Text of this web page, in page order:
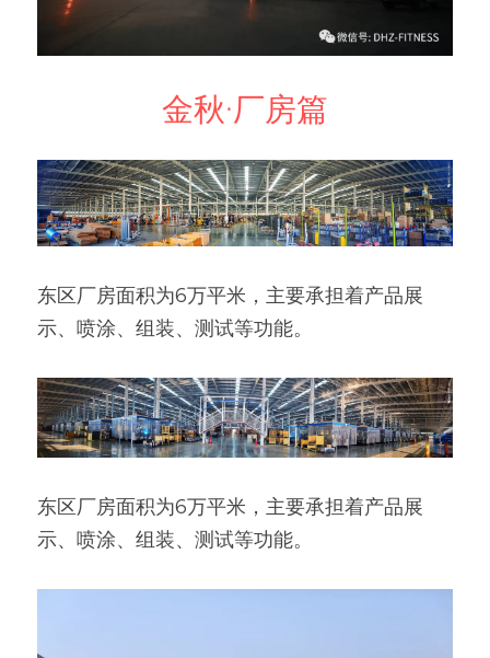
金秋·厂房篇
东区厂房面积为6万平米，主要承担着产品展
示、喷涂、组装、测试等功能。
东区厂房面积为6万平米，主要承担着产品展
示、喷涂、组装、测试等功能。